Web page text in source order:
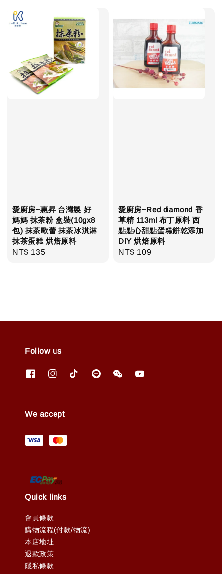
愛廚房~惠昇 台灣製 好
媽媽 抹茶粉 盒裝(10gx8
包) 抹茶歐蕾 抹茶冰淇淋
抹茶蛋糕 烘焙原料
Regular
NT$ 135
愛廚房~Red diamond 香
草精 113ml 布丁原料 西
點點心甜點蛋糕餅乾添加
DIY 烘焙原料
Regular
NT$ 109
Follow us
We accept
Quick links
會員條款
購物流程(付款/物流)
本店地址
退款政策
隱私條款